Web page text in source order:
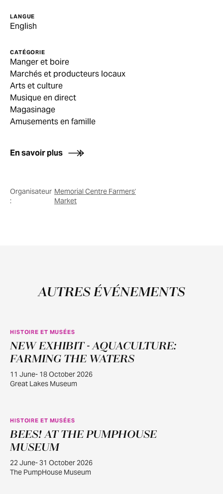
LANGUE
English
CATÉGORIE
Manger et boire
Marchés et producteurs locaux
Arts et culture
Musique en direct
Magasinage
Amusements en famille
En savoir plus
Organisateur
:
Memorial Centre Farmers'
Market
AUTRES ÉVÉNEMENTS
JUIN
11
HISTOIRE ET MUSÉES
NEW EXHIBIT - AQUACULTURE:
FARMING THE WATERS
11 June- 18 October 2026
Great Lakes Museum
JUIN
22
HISTOIRE ET MUSÉES
BEES! AT THE PUMPHOUSE
MUSEUM
22 June- 31 October 2026
The PumpHouse Museum